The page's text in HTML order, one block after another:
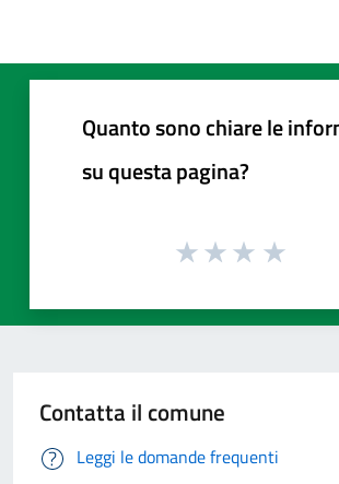
Quanto sono chiare le
su questa pagina?
Contatta il comune
Leggi le domande frequenti